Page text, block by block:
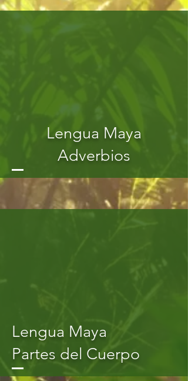
Lengua Maya
Adverbios
Lengua Maya
Partes del Cuerpo